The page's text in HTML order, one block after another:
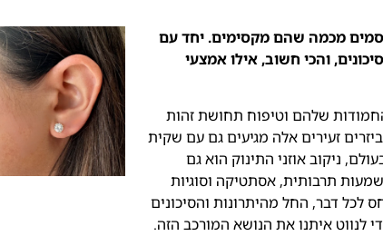
מכמה שהם מקסימים. יחד עם
והכי חשוב, אילו אמצעי
שלהם וטיפוח תחושת זהות
זעירים אלה מגיעים גם עם שקית
ניקוב אוזני התינוק הוא גם
תרבותית, אסתטיקה וסוגיות
לכל דבר, החל מהיתרונות והסיכונים
לנווט איתנו את הנושא המורכב הזה.